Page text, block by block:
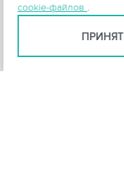
cookie-файлов .